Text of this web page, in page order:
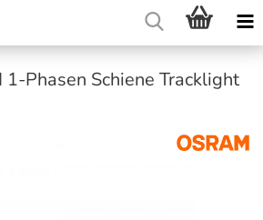
1-Phasen Schiene Tracklight